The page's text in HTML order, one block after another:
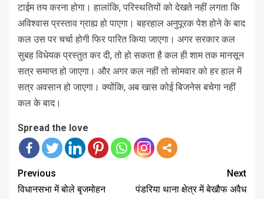
टाईम तय करना होगा। हालांकि, परिस्थतियों को देखते नहीं लगता कि
अविश्वास प्रस्ताव ग्राह्य हो पाएगा। बहरहाल अनुपूरक पेश होने के बाद
कल उस पर चर्चा होगी फिर पारित किया जाएगा। अगर सरकार कल
सुबह विधेयक प्रस्तुत कर दी, तो हो सकता है कल ही शाम तक मानसून
सत्र समाप्त हो जाएगा। और अगर कल नहीं तो सोमवार को हर हाल में
सत्र अवसान हो जाएगा। क्योंकि, अब खास कोई बिजनेस बचेगा नहीं
कल के बाद।
Spread the love
Previous
विधानसभा में बोले बृजमोहन
Next
पंडरिया थाना क्षेत्र में बेखौफ अवैध